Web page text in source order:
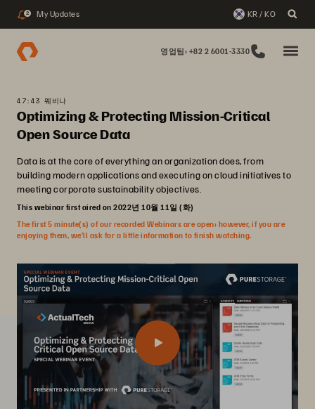
2 My Updates KR / KO
영업팀: +82 2 6001-3330
47:43 웨비나
Optimizing & Protecting Mission-Critical
Open Source Data
Data is at the core of everything an organization does, from
building modern applications and executing on cloud initiatives to
meeting corporate sustainability objectives.
This webinar first aired on 2022년 10월 11일 (화)
The first 5 minute(s) of our recorded Webinars are open; however, if you are
enjoying them, we’ll ask for a little information to finish watching.